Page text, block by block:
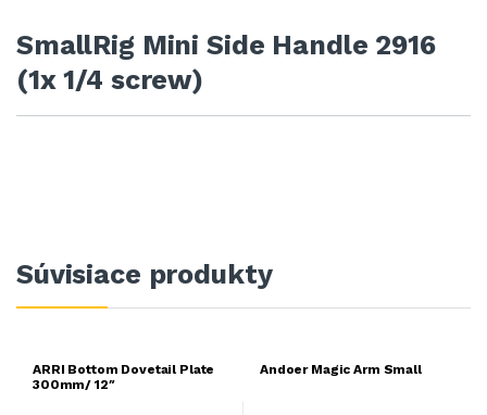
SmallRig Mini Side Handle 2916
(1x 1/4 screw)
Súvisiace produkty
ARRI Bottom Dovetail Plate
300mm/ 12″
Andoer Magic Arm Small